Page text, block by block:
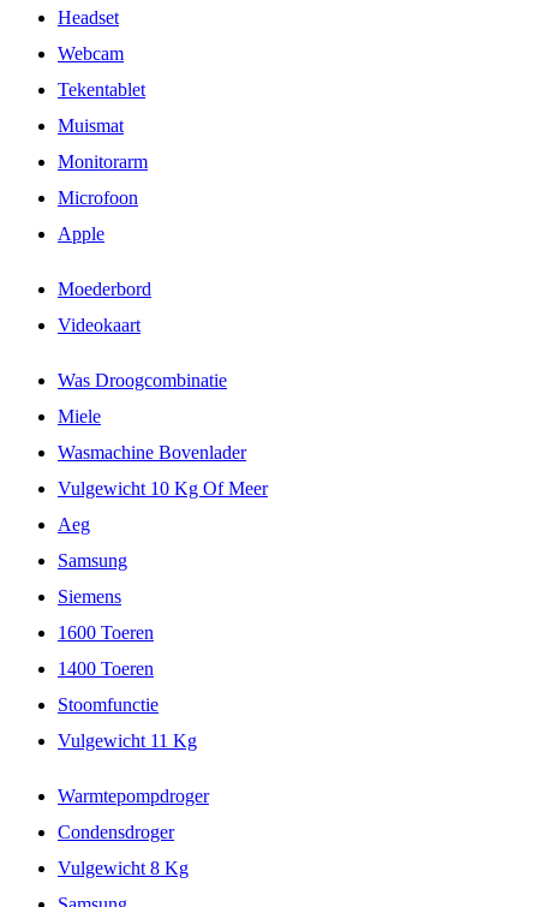
Headset
Webcam
Tekentablet
Muismat
Monitorarm
Microfoon
Apple
Moederbord
Videokaart
Was Droogcombinatie
Miele
Wasmachine Bovenlader
Vulgewicht 10 Kg Of Meer
Aeg
Samsung
Siemens
1600 Toeren
1400 Toeren
Stoomfunctie
Vulgewicht 11 Kg
Warmtepompdroger
Condensdroger
Vulgewicht 8 Kg